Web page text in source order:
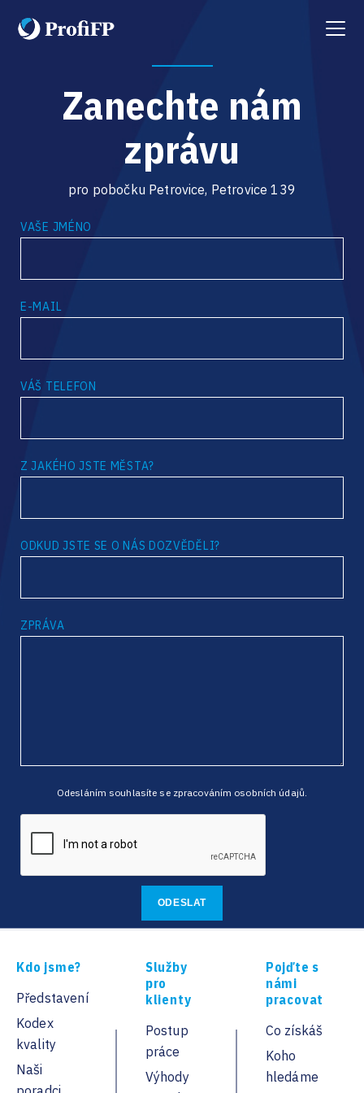
Menu
Zanechte nám
zprávu
pro pobočku Petrovice, Petrovice 139
VAŠE JMÉNO
E-MAIL
VÁŠ TELEFON
Z JAKÉHO JSTE MĚSTA?
ODKUD JSTE SE O NÁS DOZVĚDĚLI?
ZPRÁVA
Odesláním souhlasíte se zpracováním osobních údajů.
Kdo jsme?
Představení
Kodex
kvality
Naši
Služby
pro
klienty
Postup
práce
Výhody
Pojďte s
námi
pracovat
Co získáš
Koho
hledáme